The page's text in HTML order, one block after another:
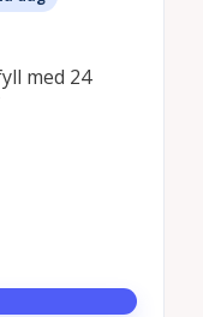
med 24